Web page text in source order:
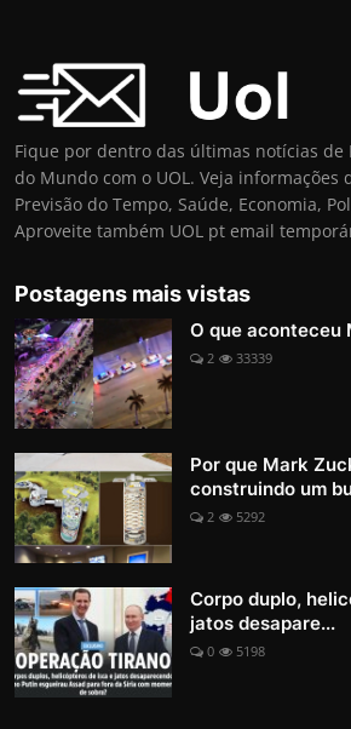
Fique por dentro das últimas notícias de
do Mundo com o UOL. Veja informações
Previsão do Tempo, Saúde, Economia,
Aproveite também UOL pt email
Postagens mais vistas
O que aconteceu
2 33339
Por que Mark
construindo um
2 5292
Corpo duplo,
jatos desapare...
0 5198